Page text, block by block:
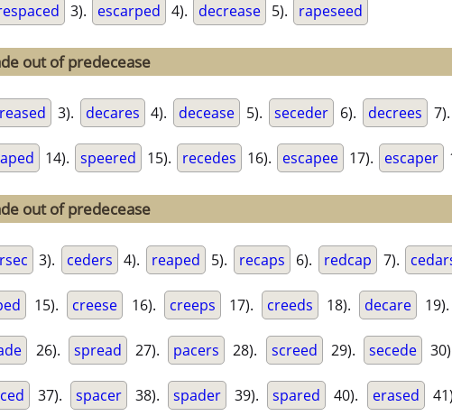
3). escarped 4). decrease 5). rapeseed
out of predecease
3). decares 4). decease 5). seceder 6). decrees 7).
14). speered 15). recedes 16). escapee 17). escaper
out of predecease
3). ceders 4). reaped 5). recaps 6). redcap 7).
15). creese 16). creeps 17). creeds 18). decare 19).
26). spread 27). pacers 28). screed 29). secede
37). spacer 38). spader 39). spared 40). erased